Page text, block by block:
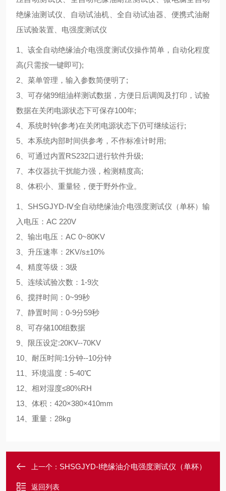
绝缘油测试仪、自动试油机、全自动试油器、便携式油耐
压试验装置、电强度测试仪
1、该全自动绝缘油介电强度测试仪操作简单，自动化程度
高(只需按一键即可);
2、菜单管理，输入参数简便明了;
3、可存储99组油样测试数据，方便日后调阅及打印，试验
数据在关闭电源状态下可保存100年;
4、系统时钟(参考)在关闭电源状态下仍可继续运行;
5、本系统内部时间供参考，不作标准计时用;
6、可通过内置RS232口进行软件升级;
7、本仪器抗干扰能力强，检测精度高;
8、体积小、重量轻，便于野外作业。
1、SHSGJYD-Ⅳ全自动绝缘油介电强度测试仪（单杯）输
入电压：AC 220V
2、输出电压：AC 0~80KV
3、升压速率：2KV/s±10%
4、精度等级：3级
5、连续试验次数：1-9次
6、搅拌时间：0~99秒
7、静置时间：0-9分59秒
8、可存储100组数据
9、限压设定:20KV--70KV
10、耐压时间:1分钟--10分钟
11、环境温度：5-40℃
12、相对湿度≤80%RH
13、体积：420×380×410mm
14、重量：28kg
上一个： SHSGJYD-I绝缘油介电强度测试仪（单杯）
返回列表